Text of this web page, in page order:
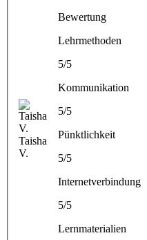
Taisha
V.
Bewertung
Lehrmethoden
5/5
Kommunikation
5/5
Pünktlichkeit
5/5
Internetverbindung
5/5
Lernmaterialien